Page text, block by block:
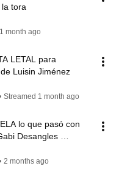
tora
1 month ago
LETAL para
Luisin Jiménez
Streamed 1 month ago
lo que pasó con
Desangles
2 months ago